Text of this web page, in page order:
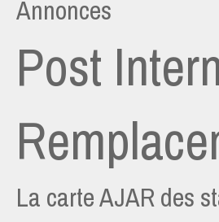
Annonces
Post
La carte AJAR des